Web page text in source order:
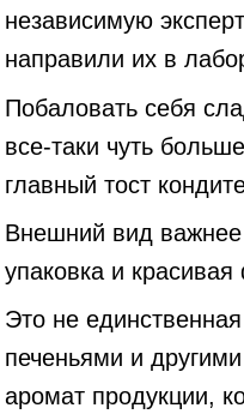
независимую
направили их в
Побаловать себя
все-таки чуть
главный тост
Внешний вид важнее
упаковка и
Это не
печеньями и
аромат продукции,